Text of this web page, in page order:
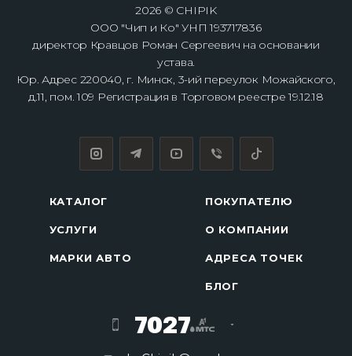
2026 © CHIPIK
ООО "Чип и Ко" УНП 193717836
директор Кравцов Роман Сергеевич на основании
устава.
Юр. Адрес 220040, г. Минск, 3-ий переулок Можайского,
д.11, пом. 109 Регистрация в Торговом реестре 19.12.18
КАТАЛОГ
УСЛУГИ
МАРКИ АВТО
ПОКУПАТЕЛЮ
О КОМПАНИИ
АДРЕСА ТОЧЕК
БЛОГ
7027